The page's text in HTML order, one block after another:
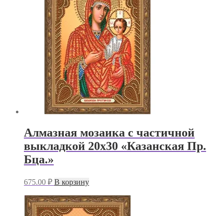
Алмазная мозаика с частичной
выкладкой 20х30 «Казанская Пр.
Бца.»
675.00 ₽ В корзину